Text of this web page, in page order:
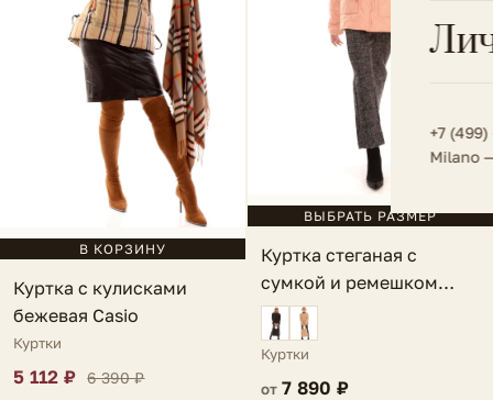
Весь
+7
Milano
В КОРЗИНУ
Куртка с кулисками
бежевая Casio
Куртки
5 112 ₽ 6 390 ₽
ВЫБРАТЬ РАЗМЕР
Куртка стеганая с
сумкой и ремешком
светло-розовая Lauria
Куртки
от 7 890 ₽